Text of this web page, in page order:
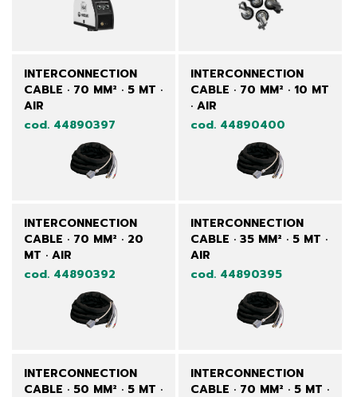
INTERCONNECTION
CABLE · 70 MM² · 5 MT ·
AIR
cod. 44890397
INTERCONNECTION
CABLE · 70 MM² · 10 MT
· AIR
cod. 44890400
INTERCONNECTION
CABLE · 70 MM² · 20
MT · AIR
cod. 44890392
INTERCONNECTION
CABLE · 35 MM² · 5 MT ·
AIR
cod. 44890395
INTERCONNECTION
CABLE · 50 MM² · 5 MT ·
INTERCONNECTION
CABLE · 70 MM² · 5 MT ·